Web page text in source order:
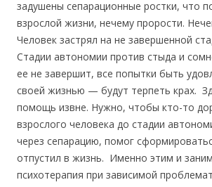
задушены сепарационные ростки, что
взрослой жизни, нечему прорости.
Человек застрял на не завершенной
Стадии автономии против стыда и
ее не завершит, все попытки быть
своей жизнью — будут терпеть крах.
помощь извне. Нужно, чтобы кто-то
взрослого человека до стадии
через сепарацию, помог
отпустил в жизнь. Именно этим и
психотерапия при зависимой